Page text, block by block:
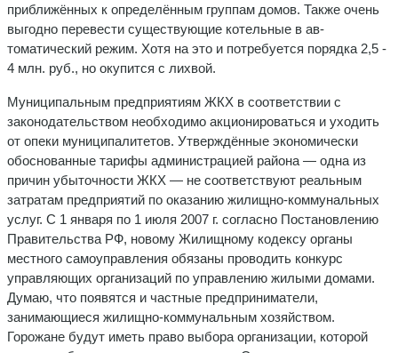
приближённых к определённым группам домов. Также очень
выгодно перевести существующие котельные в ав­
томатический режим. Хотя на это и потребуется порядка 2,5 -
4 млн. руб., но окупится с лихвой.
Муниципальным предприятиям ЖКХ в соответствии с
законодательством необходимо акционироваться и ухо­дить
от опеки муниципалитетов. Утверждённые экономи­чески
обоснованные тарифы администрацией района — одна из
причин убыточности ЖКХ — не соответствуют реальным
затратам предприятий по оказанию жилищно-коммунальных
услуг. С 1 января по 1 июля 2007 г. соглас­но Постановлению
Правительства РФ, новому Жилищно­му кодексу органы
местного самоуправления обязаны про­водить конкурс
управляющих организаций по управле­нию жилыми домами.
Думаю, что появятся и частные предприниматели,
занимающиеся жилищно-коммуналь­ным хозяйством.
Горожане будут иметь право выбора организации, которой